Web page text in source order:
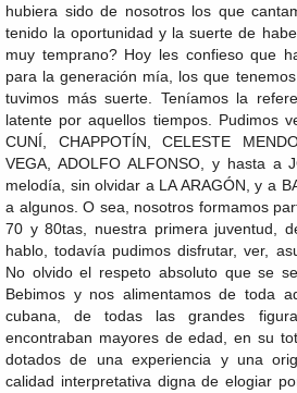
hubiera sido de nosotros los que
tenido la oportunidad y la suerte de
muy temprano? Hoy les confieso que
para la generación mía, los que
tuvimos más suerte. Teníamos la
latente por aquellos tiempos. Pudimos
CUNÍ, CHAPPOTÍN, CELESTE
VEGA, ADOLFO ALFONSO, y hasta a
melodía, sin olvidar a LA ARAGÓN, y a
a algunos. O sea, nosotros formamos
70 y 80tas, nuestra primera juventud,
hablo, todavía pudimos disfrutar, ver,
No olvido el respeto absoluto que se
Bebimos y nos alimentamos de toda
cubana, de todas las grandes
encontraban mayores de edad, en su
dotados de una experiencia y una
calidad interpretativa digna de elogiar